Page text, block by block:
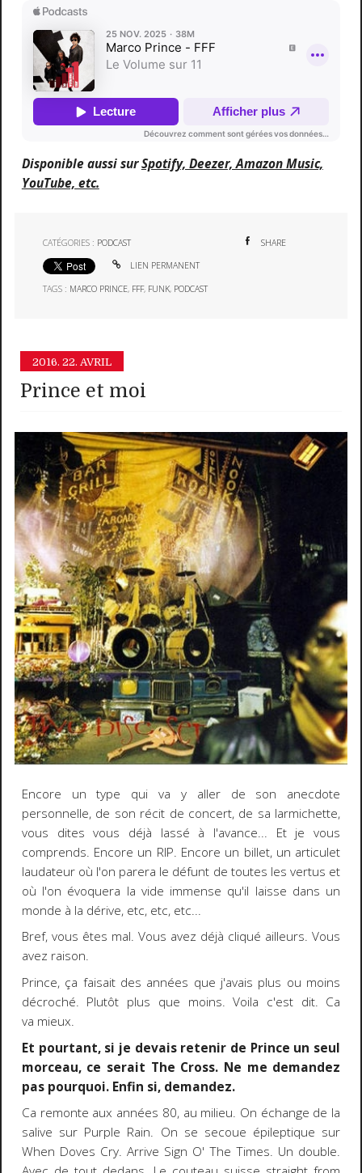
Disponible aussi surSpotify, Deezer, Amazon Music,
YouTube, etc.
CATÉGORIES : PODCAST SHARE
LIEN PERMANENT
TAGS : MARCO PRINCE, FFF, FUNK, PODCAST
2016. 22. AVRIL
Prince et moi
Encore un type qui va y aller de son anecdote
personnelle, de son récit de concert, de sa larmichette,
vous dites vous déjà lassé à l'avance... Et je vous
comprends. Encore un RIP. Encore un billet, un articulet
laudateur où l'on parera le défunt de toutes les vertus et
où l'on évoquera la vide immense qu'il laisse dans un
monde à la dérive, etc, etc, etc...
Bref, vous êtes mal. Vous avez déjà cliqué ailleurs. Vous
avez raison.
Prince, ça faisait des années que j'avais plus ou moins
décroché. Plutôt plus que moins. Voila c'est dit. Ca
va mieux.
Et pourtant, si je devais retenir de Prince un seul
morceau, ce serait The Cross. Ne me demandez
pas pourquoi. Enfin si, demandez.
Ca remonte aux années 80, au milieu. On échange de la
salive sur Purple Rain. On se secoue épileptique sur
When Doves Cry. Arrive Sign O' The Times. Un double.